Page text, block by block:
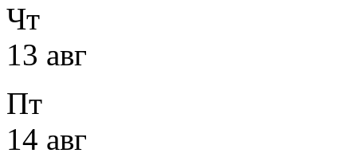
Чт
13 авг
Пт
14 авг